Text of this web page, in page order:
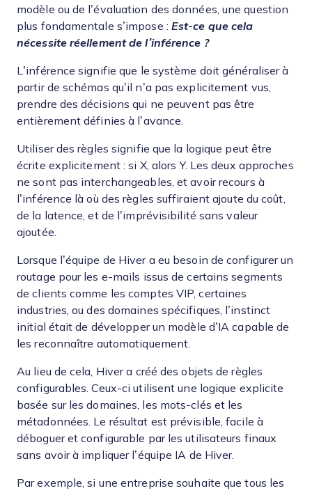
modèle ou de l’évaluation des données, une question
plus fondamentale s’impose : Est-ce que cela
nécessite réellement de l’inférence ?
L’inférence signifie que le système doit généraliser à
partir de schémas qu’il n’a pas explicitement vus,
prendre des décisions qui ne peuvent pas être
entièrement définies à l’avance.
Utiliser des règles signifie que la logique peut être
écrite explicitement : si X, alors Y. Les deux approches
ne sont pas interchangeables, et avoir recours à
l’inférence là où des règles suffiraient ajoute du coût,
de la latence, et de l’imprévisibilité sans valeur
ajoutée.
Lorsque l’équipe de Hiver a eu besoin de configurer un
routage pour les e-mails issus de certains segments
de clients comme les comptes VIP, certaines
industries, ou des domaines spécifiques, l’instinct
initial était de développer un modèle d’IA capable de
les reconnaître automatiquement.
Au lieu de cela, Hiver a créé des objets de règles
configurables. Ceux-ci utilisent une logique explicite
basée sur les domaines, les mots-clés et les
métadonnées. Le résultat est prévisible, facile à
déboguer et configurable par les utilisateurs finaux
sans avoir à impliquer l’équipe IA de Hiver.
Par exemple, si une entreprise souhaite que tous les